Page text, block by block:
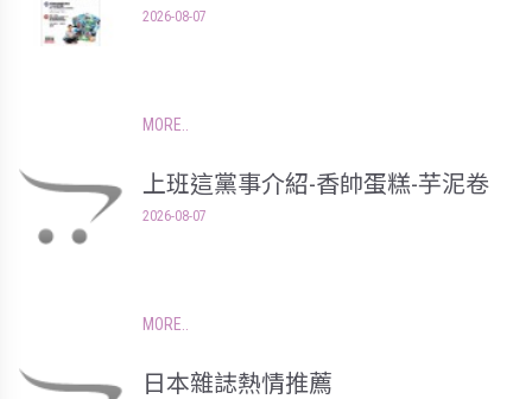
都狂銷
2026-08-07
MORE
上班這黨事介紹-香帥蛋糕-芋泥卷
2026-08-07
MORE
日本雜誌熱情推薦